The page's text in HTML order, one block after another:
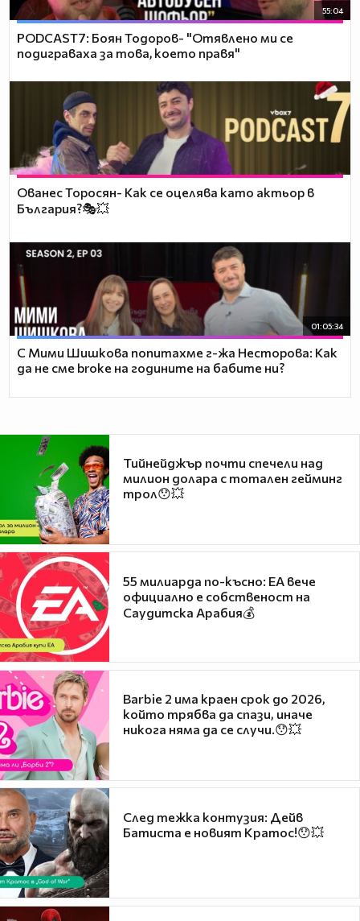
55:04
PODCAST7: ‪Боян Тодоров- "Отявлено ми се
подиграваха за това, което правя"
Ованес Торосян- Как се оцелява като актьор в
България?🎭💥
01:05:34
С Мими Шишкова попитахме г-жа Несторова: Как
да не сме broke на годините на бабите ни?
Тийнейджър почти спечели над
милион долара с тотален гейминг
трол😯💥
55 милиарда по-късно: EA вече
официално е собственост на
Саудитска Арабия💰
Barbie 2 има краен срок до 2026,
който трябва да спази, иначе
никога няма да се случи.😯💥
След тежка контузия: Дейв
Батиста е новият Кратос!😯💥